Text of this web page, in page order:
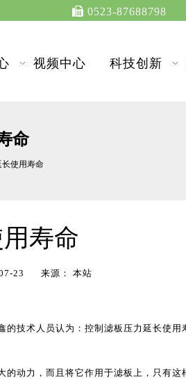
官网！  0523-87688798
视频中心 科技创新
命
使用寿命
寿命
23 来源： 本站
技术人员认为：控制滤板压力延长使用
动力，而且将它作用于滤板上，只有